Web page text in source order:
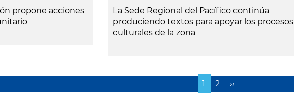
propone acciones
La Sede Regional del Pacífico continúa
produciendo textos para apoyar los procesos
culturales de la zona
Página
actual
1 Page
2
Siguiente
página
››